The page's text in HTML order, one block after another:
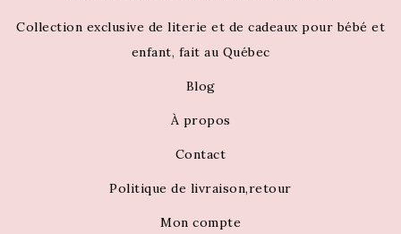
Collection exclusive de literie et de cadeaux pour bébé et
enfant, fait au Québec
Blog
À propos
Contact
Politique de livraison,retour
Mon compte